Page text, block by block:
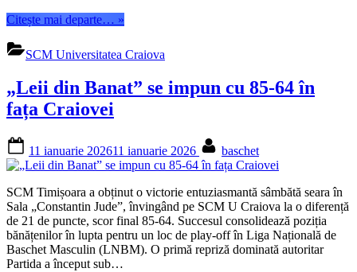
Citește mai departe… “SCM
Craiova
revine
de
cucerește
medalia
bronz
pe
terenul
lui
Dinamo”
»
SCM Universitatea Craiova
„Leii din Banat” se impun cu 85-64 în
fața Craiovei
on
11 ianuarie 202611 ianuarie 2026 baschet
SCM Timișoara a obținut o victorie entuziasmantă sâmbătă seara în
Sala „Constantin Jude”, învingând pe SCM U Craiova la o diferență
de 21 de puncte, scor final 85-64. Succesul consolidează poziția
bănățenilor în lupta pentru un loc de play-off în Liga Națională de
Baschet Masculin (LNBM). O primă repriză dominată autoritar
Partida a început sub…